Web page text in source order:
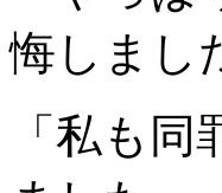
悔しまし
「私も